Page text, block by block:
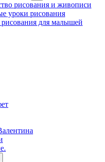
рисования и живописи
уроки рисования
для малышей